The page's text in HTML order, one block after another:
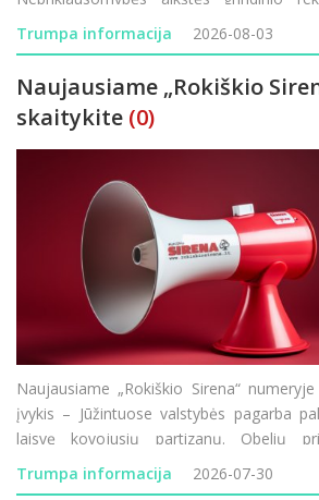
vardu žais moterų krepšinio komanda,
Trumpa informacija 2026-08-03
Naujausiame „Rokiškio
skaitykite (0)
Naujausiame „Rokiškio Sirena“
įvykis – Jūžintuose valstybės pagarba
laisvę kovojusių partizanų. Obelių
nebegali taikstytis su kasdienėmis dulkių
Rudolf
Trumpa informacija 2026-07-30